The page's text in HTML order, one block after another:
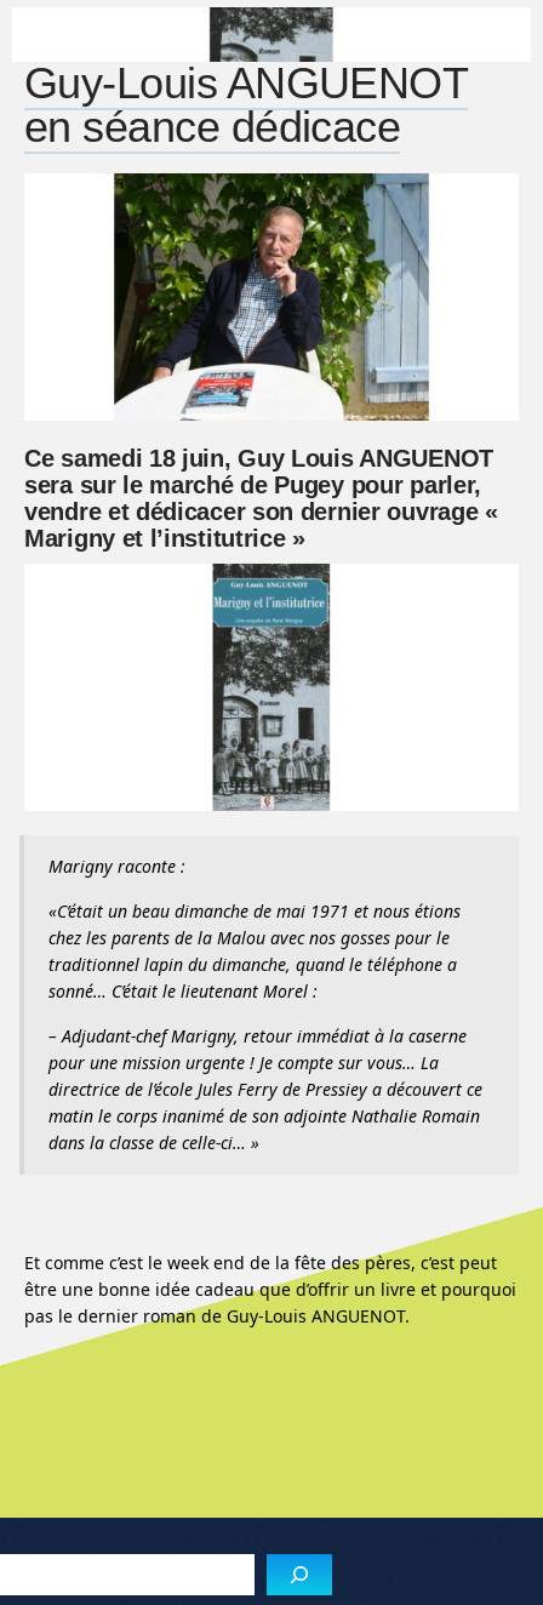
Guy-Louis ANGUENOT
en séance dédicace
Ce samedi 18 juin, Guy Louis ANGUENOT
sera sur le marché de Pugey pour parler,
vendre et dédicacer son dernier ouvrage «
Marigny et l’institutrice »
Marigny raconte :
«C’était un beau dimanche de mai 1971 et nous étions
chez les parents de la Malou avec nos gosses pour le
traditionnel lapin du dimanche, quand le téléphone a
sonné… C’était le lieutenant Morel :
– Adjudant-chef Marigny, retour immédiat à la caserne
pour une mission urgente ! Je compte sur vous… La
directrice de l’école Jules Ferry de Pressiey a découvert ce
matin le corps inanimé de son adjointe Nathalie Romain
dans la classe de celle-ci… »
Et comme c’est le week end de la fête des pères, c’est peut
être une bonne idée cadeau que d’offrir un livre et pourquoi
pas le dernier roman de Guy-Louis ANGUENOT.